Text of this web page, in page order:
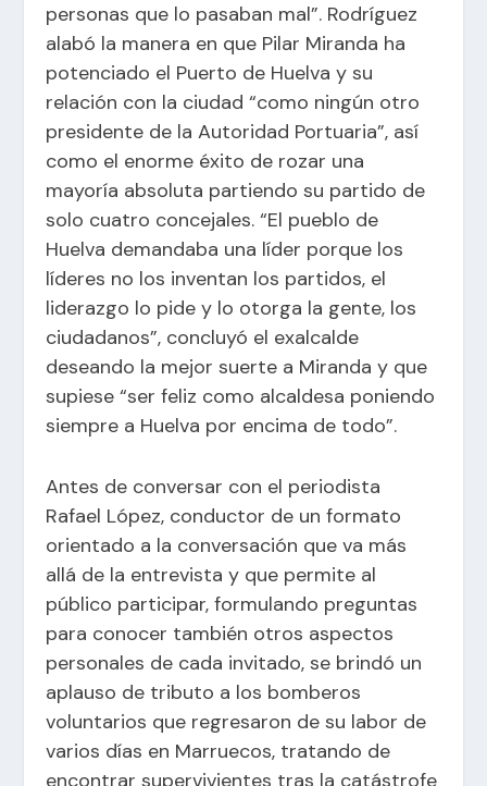
personas que lo pasaban mal”. Rodríguez
alabó la manera en que Pilar Miranda ha
potenciado el Puerto de Huelva y su
relación con la ciudad “como ningún otro
presidente de la Autoridad Portuaria”, así
como el enorme éxito de rozar una
mayoría absoluta partiendo su partido de
solo cuatro concejales. “El pueblo de
Huelva demandaba una líder porque los
líderes no los inventan los partidos, el
liderazgo lo pide y lo otorga la gente, los
ciudadanos”, concluyó el exalcalde
deseando la mejor suerte a Miranda y que
supiese “ser feliz como alcaldesa poniendo
siempre a Huelva por encima de todo”.
Antes de conversar con el periodista
Rafael López, conductor de un formato
orientado a la conversación que va más
allá de la entrevista y que permite al
público participar, formulando preguntas
para conocer también otros aspectos
personales de cada invitado, se brindó un
aplauso de tributo a los bomberos
voluntarios que regresaron de su labor de
varios días en Marruecos, tratando de
encontrar supervivientes tras la catástrofe